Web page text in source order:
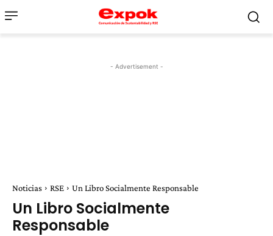
- Advertisement -
Noticias RSE Un Libro Socialmente Responsable
Un Libro Socialmente
Responsable